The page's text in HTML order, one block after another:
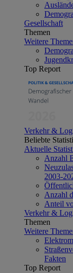
Gesellschaft
Themen
Weitere
Top Report
Verkehr &
Beliebte
Aktuelle
Anzahl
2003-
Anzahl
Anteil
Verkehr &
Themen
Weitere
Fakten
Top Report